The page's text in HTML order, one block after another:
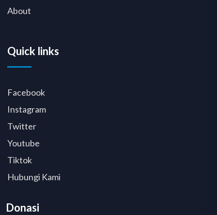
About
Quick links
Facebook
Instagram
Twitter
Youtube
Tiktok
Hubungi Kami
Donasi